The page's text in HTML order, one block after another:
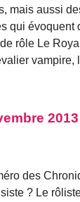
mais aussi
qui évoquent
rôle Le
vampire,
des
? Le